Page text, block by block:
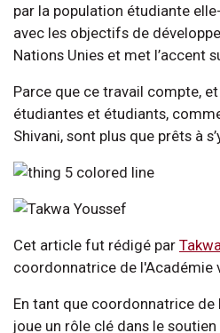
par la population étudiante
avec les objectifs de
Nations Unies et met l’accent
Parce que ce travail compte,
étudiantes et étudiants,
Shivani, sont plus que prêts à
Cet article fut rédigé par
coordonnatrice de l'Académie
En tant que coordonnatrice de
joue un rôle clé dans le